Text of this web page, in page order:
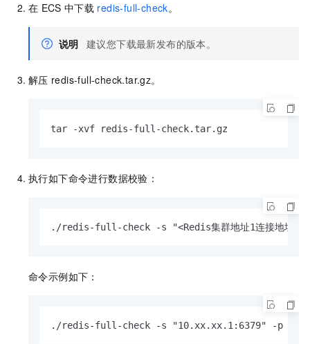
在 ECS 中下载 redis-full-check。
说明 建议您下载最新发布的版本。
解压 redis-full-check.tar.gz。
tar -xvf redis-full-check.tar.gz
执行如下命令进行数据校验：
./redis-full-check -s "<Redis集群地址1连接地址
命令示例如下：
./redis-full-check -s "10.xx.xx.1:6379" -p